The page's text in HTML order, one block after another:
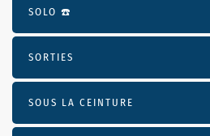
SOLO ☎️
SORTIES
SOUS LA CEINTURE